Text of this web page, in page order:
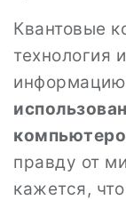
Квантовые
технология
правду от
кажется,